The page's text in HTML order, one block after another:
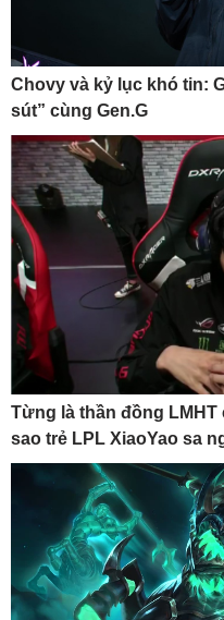
Chovy và kỷ lục khó tin:
sút” cùng Gen.G
Từng là thần đồng
sao trẻ LPL XiaoYao sa